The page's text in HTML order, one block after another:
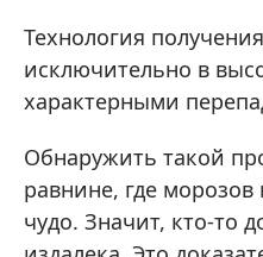
Технология
исключительно в
характерными
Обнаружить такой
равнине, где морозов
чудо. Значит, кто-то